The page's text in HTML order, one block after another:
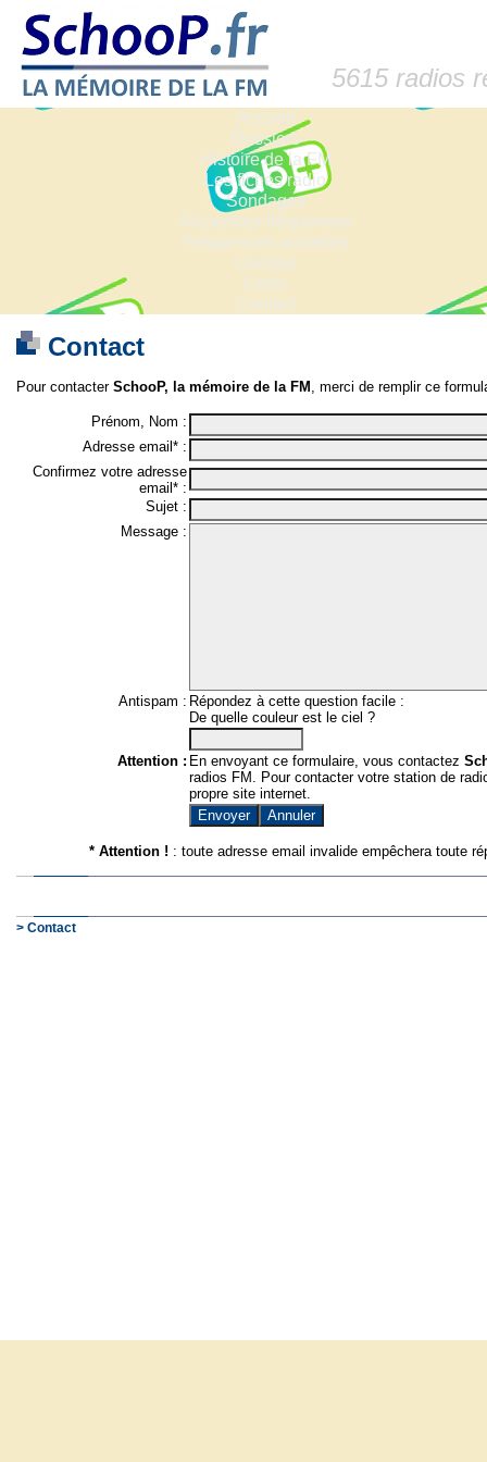
5615 radios
Accueil
Dossiers
Histoire de la FM
Les fiches radio
Sondages
Anciennes fréquences
Fréquences actuelles
Lexique
Liens
Contact
Contact
Pour contacter SchooP, la mémoire de la FM , merci de remplir ce
Prénom, Nom :
Adresse email* :
Confirmez votre adresse
email* :
Sujet :
Message :
Antispam : Répondez à cette question facile :
De quelle couleur est le ciel ?
Attention : En envoyant ce formulaire, vous contactez
radios FM. Pour contacter votre station de
propre site internet.
* Attention ! : toute adresse email invalide empêchera toute
> Contact